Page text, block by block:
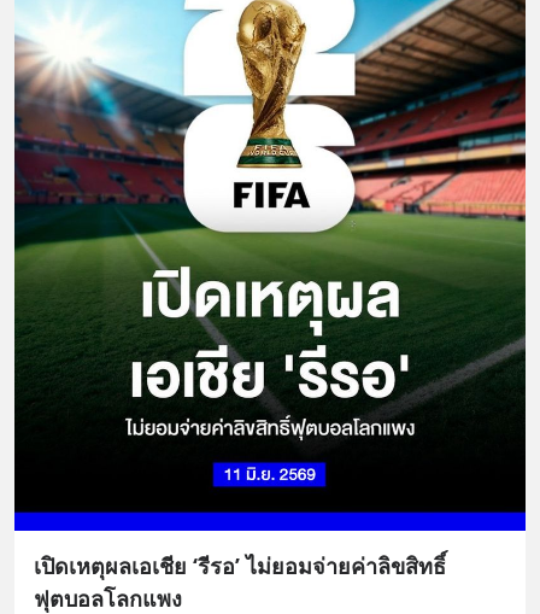
เปิดเหตุผลเอเชีย ‘รีรอ’ ไม่ยอมจ่ายค่าลิขสิทธิ์
ฟุตบอลโลกแพง